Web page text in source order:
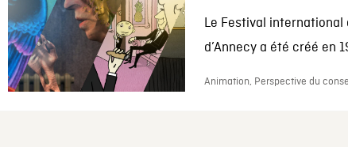
Le Festival international
d’Annecy a été créé en
Animation, Perspective du